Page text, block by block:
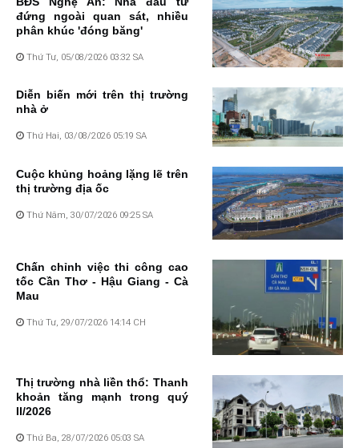
đứng ngoài quan sát, nhiều
phân khúc 'đóng băng'
Thứ Tư, 05/08/2026 03:32 SA
Diễn biến mới trên thị trường
nhà ở
Thứ Hai, 03/08/2026 05:19 SA
Cuộc khủng hoảng lặng lẽ trên
thị trường địa ốc
Thứ Năm, 30/07/2026 09:25 SA
Chấn chỉnh việc thi công cao
tốc Cần Thơ - Hậu Giang - Cà
Mau
Thứ Tư, 29/07/2026 14:14 CH
Thị trường nhà liền thổ: Thanh
khoản tăng mạnh trong quý
II/2026
Thứ Ba, 28/07/2026 05:03 SA